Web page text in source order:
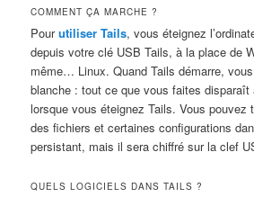
COMMENT ÇA MARCHE ?
Pourutiliser Tails, vous éteignez
depuis votre clé USB Tails, à la place de
même… Linux. Quand Tails démarre,
blanche : tout ce que vous faites disparaît
lorsque vous éteignez Tails. Vous pouvez
des fichiers et certaines configurations
persistant, mais il sera chiffré sur la clef
QUELS LOGICIELS DANS TAILS ?